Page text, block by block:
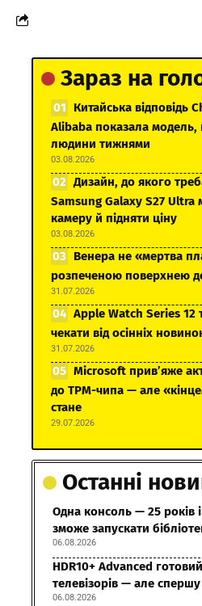
Зараз на
Китайська відповідь
Alibaba показала
людини тижнями
03.08.2026
Дизайн, до якого
Samsung Galaxy S27 Ultra
камеру й підняти ціну
03.08.2026
Венера не «мертва
розпеченою поверхнею
31.07.2026
Apple Watch Series 12
чекати від осінніх
31.07.2026
Microsoft прив’яже
до TPM-чипа — але
стане
29.07.2026
Останні
Одна консоль — 25 років
зможе запускати
06.08.2026
HDR10+ Advanced
телевізорів — але
06.08.2026